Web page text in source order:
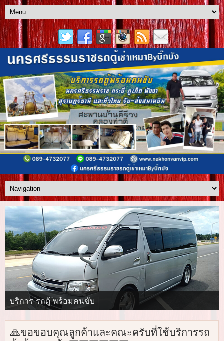
ทีมงานคุณภาพ "นครศรีธรรมราชรถตู้เช่าเหมา"
ทางทีมงานของเราพร้อมบริการ รถตู้แบบมาตรฐาน และ VIP
บริการ"รถตู้"พร้อมคนขับ
นำเที่ยวในจังหวัดนครศรีธรรมราช กระบี่ พังงา ภูเก็ต ตรัง
และทั่วไทย
รับ-ส่งสนามบิน ✅รถตู้10ที่นั่ง ✅รถตู้ 8 ที่นั่ง
รับ-ส่งสนามบิน ✅รถตู้10ที่นั่ง ✅รถตู้ 8 ที่นั่ง
รับ-ส่งสนามบิน ✅รถตู้10ที่นั่ง ✅รถตู้ 8 ที่นั่ง
🙏ขอขอบคุณลูกค้าและคณะครับที่ใช้บริการรถ